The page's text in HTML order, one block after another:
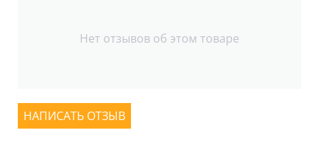
Нет отзывов об этом товаре
НАПИСАТЬ ОТЗЫВ